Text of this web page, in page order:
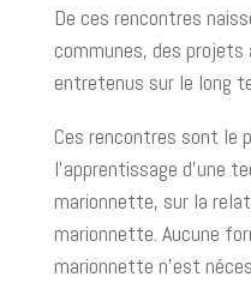
De ces rencontres
communes, des
entretenus sur le long
Ces rencontres sont le
l’apprentissage d’une
marionnette, sur la
marionnette. Aucune
marionnette n’est